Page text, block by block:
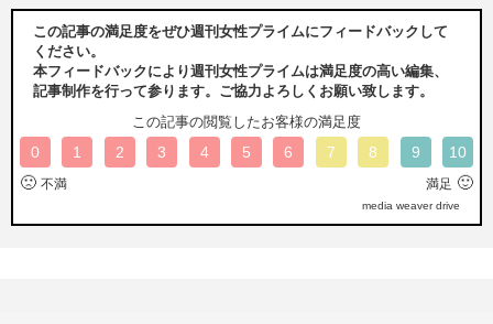
この記事の満足度をぜひ週刊女性プライムにフィードバックして
ください。
本フィードバックにより週刊女性プライムは満足度の高い編集、
記事制作を行って参ります。ご協力よろしくお願い致します。
この記事の閲覧したお客様の満足度
0 1 2 3 4 5 6 7 8 9 10
🙁 不満 満足 🙂
media weaver drive